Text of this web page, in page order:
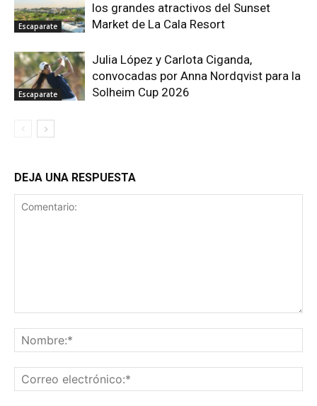
Escaparate
los grandes atractivos del Sunset
Market de La Cala Resort
Escaparate
Julia López y Carlota Ciganda,
convocadas por Anna Nordqvist para la
Solheim Cup 2026
DEJA UNA RESPUESTA